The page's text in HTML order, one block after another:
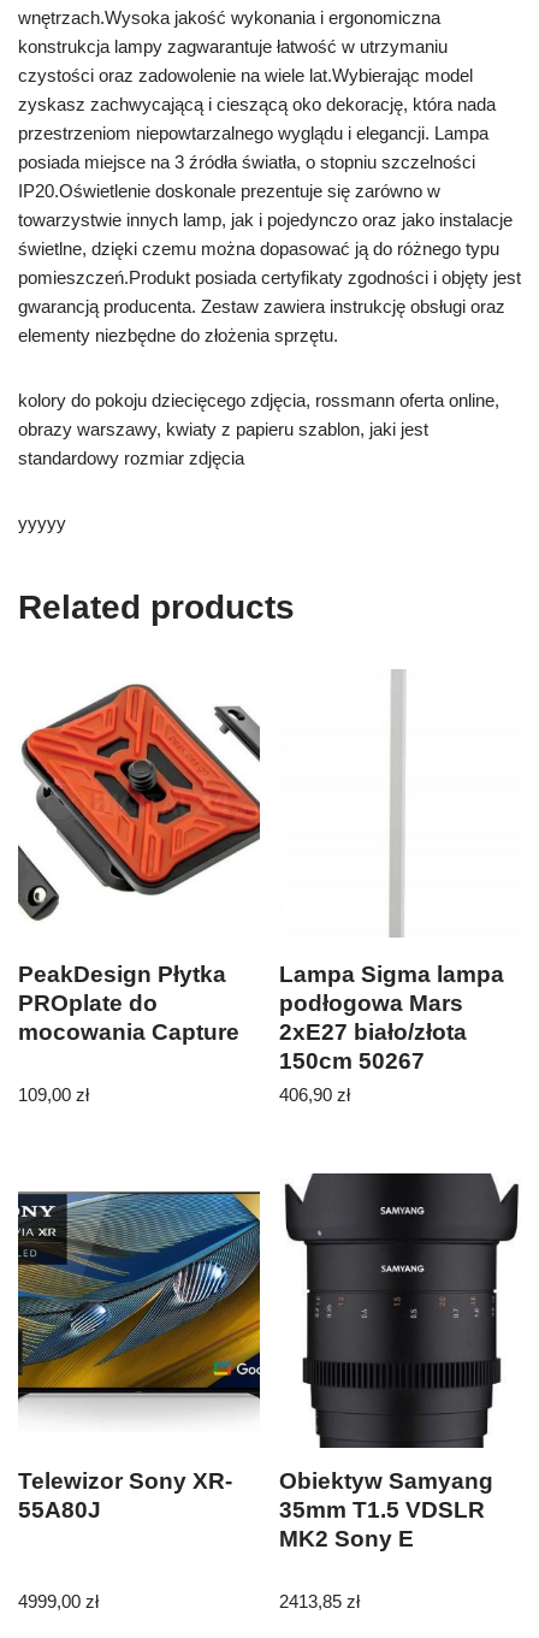
wnętrzach.Wysoka jakość wykonania i ergonomiczna
konstrukcja lampy zagwarantuje łatwość w utrzymaniu
czystości oraz zadowolenie na wiele lat.Wybierając model
zyskasz zachwycającą i cieszącą oko dekorację, która nada
przestrzeniom niepowtarzalnego wyglądu i elegancji. Lampa
posiada miejsce na 3 źródła światła, o stopniu szczelności
IP20.Oświetlenie doskonale prezentuje się zarówno w
towarzystwie innych lamp, jak i pojedynczo oraz jako instalacje
świetlne, dzięki czemu można dopasować ją do różnego typu
pomieszczeń.Produkt posiada certyfikaty zgodności i objęty jest
gwarancją producenta. Zestaw zawiera instrukcję obsługi oraz
elementy niezbędne do złożenia sprzętu.
kolory do pokoju dziecięcego zdjęcia, rossmann oferta online,
obrazy warszawy, kwiaty z papieru szablon, jaki jest
standardowy rozmiar zdjęcia
yyyyy
Related products
PeakDesign Płytka
PROplate do
mocowania Capture
109,00 zł
Lampa Sigma lampa
podłogowa Mars
2xE27 biało/złota
150cm 50267
(SIGMA50267)
406,90zł
Telewizor Sony XR-
55A80J
4999,00 zł
Obiektyw Samyang
35mm T1.5 VDSLR
MK2 Sony E
2413,85zł